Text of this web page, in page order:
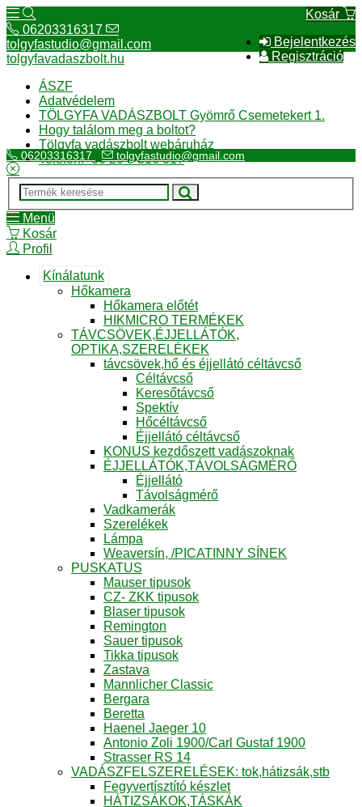
Kosár
Bejelentkezés
Regisztráció
06203316317
tolgyfastudio@gmail.com
tolgyfavadaszbolt.hu
ÁSZF
Adatvédelem
TÖLGYFA VADÁSZBOLT Gyömrő Csemetekert 1.
Hogy találom meg a boltot?
Tölgyfa vadászbolt webáruház
Telefon:+36 20 3 316 317
06203316317 tolgyfastudio@gmail.com
Menü
Kosár
Profil
Kínálatunk
Hőkamera
Hőkamera előtét
HIKMICRO TERMÉKEK
TÁVCSÖVEK,ÉJJELLÁTÓK,
OPTIKA,SZERELÉKEK
távcsövek,hő és éjjellátó céltávcső
Céltávcső
Keresőtávcső
Spektív
Hőcéltávcső
Éjjellátó céltávcső
KONUS kezdőszett vadászoknak
ÉJJELLÁTÓK,TÁVOLSÁGMÉRŐ
Éjjellátó
Távolságmérő
Vadkamerák
Szerelékek
Lámpa
Weaversín, /PICATINNY SÍNEK
PUSKATUS
Mauser tipusok
CZ- ZKK tipusok
Blaser tipusok
Remington
Sauer tipusok
Tikka tipusok
Zastava
Mannlicher Classic
Bergara
Beretta
Haenel Jaeger 10
Antonio Zoli 1900/Carl Gustaf 1900
Strasser RS 14
VADÁSZFELSZERELÉSEK: tok,hátizsák,stb
Fegyvertísztító készlet
HÁTIZSÁKOK,TÁSKÁK